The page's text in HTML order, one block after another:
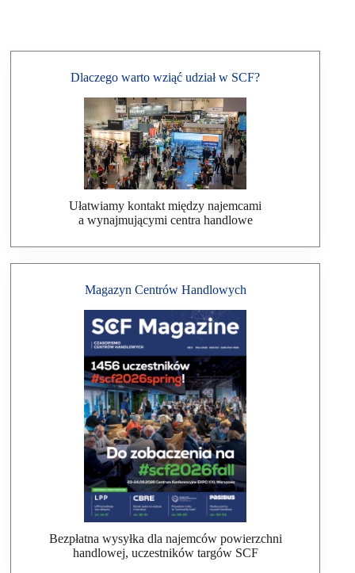
Dlaczego warto wziąć udział w SCF?
Ułatwiamy kontakt między najemcami
a wynajmującymi centra handlowe
Magazyn Centrów Handlowych
Bezpłatna wysyłka dla najemców powierzchni
handlowej, uczestników targów SCF